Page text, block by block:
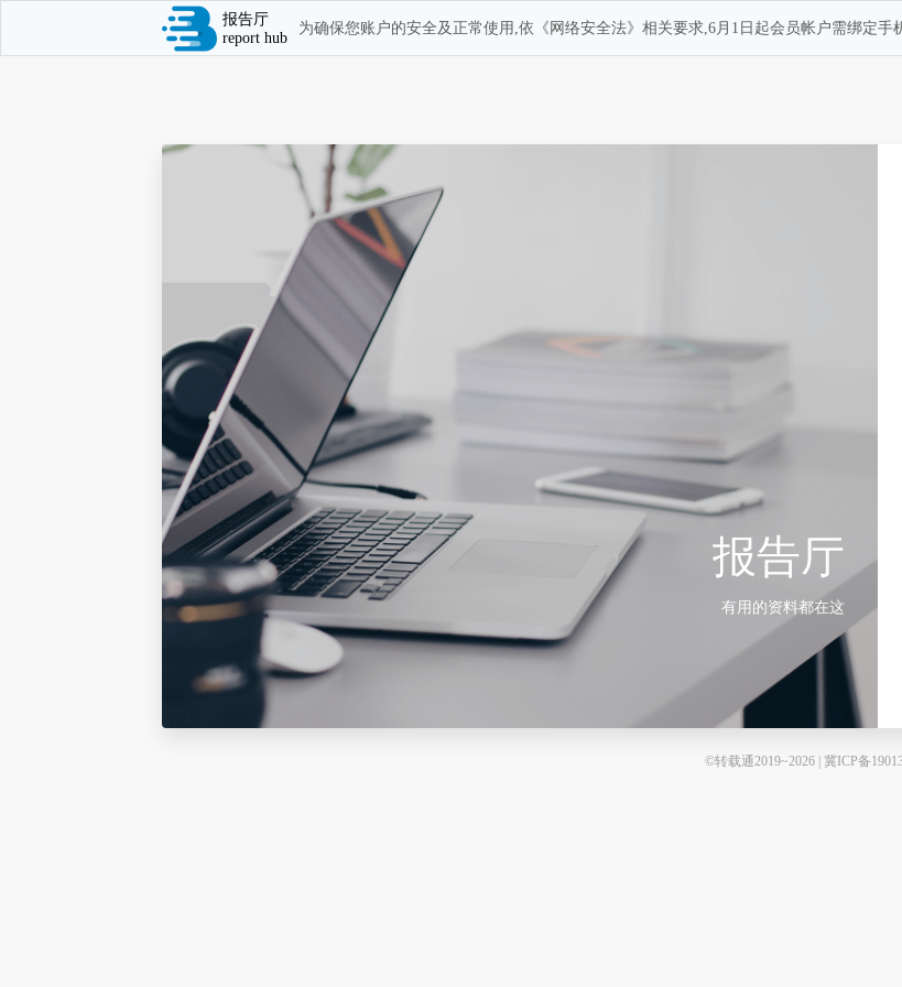
报告厅
report hub
为确保您账户的安全及正常使用,依《网络安全法》相关要求,6月1日起会员帐户需绑定手
报告厅
有用的资料都在这
©转载通2019~2026 | 冀ICP备